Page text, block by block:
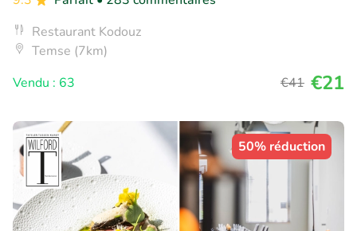
Restaurant Kodouz
Temse (7km)
Vendu : 63
€41 €21
50% réduction